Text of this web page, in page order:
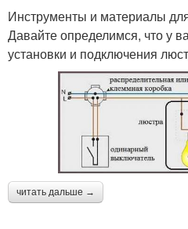
Инструменты и материалы
Давайте определимся, что у
установки и подключения
читать дальше →